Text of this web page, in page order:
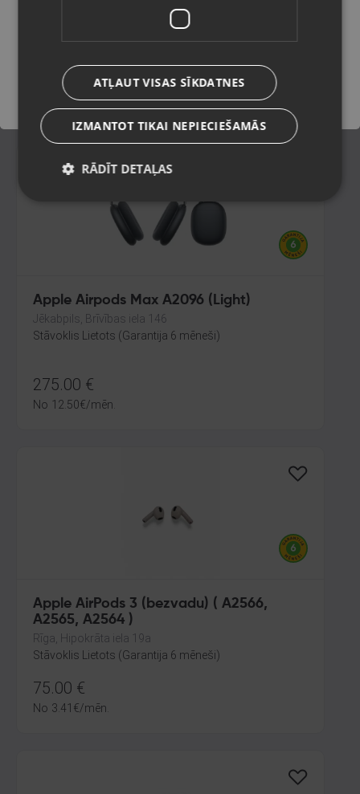
(A3047; A3048; A2968)
150.00 €
6.82€/mēn.
Apple Airpods Max A2096 (Light)
Jēkabpils, Brīvības iela 146
Stāvoklis Lietots (Garantija 6 mēneši)
275.00 €
No 12.50€/mēn.
Apple AirPods 3 (bezvadu) ( A2566,
A2565, A2564 )
Rīga, Hipokrāta iela 19a
Stāvoklis Lietots (Garantija 6 mēneši)
75.00 €
No 3.41 €/mēn.
Saglabāt
ATĻAUT VISAS SĪKDATNES
IZMANTOT TIKAI NEPIECIEŠAMĀS
RĀDĪT DETAĻAS